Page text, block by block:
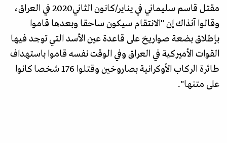
مقتل قاسم سليماني في يناير/كانون الثاني2020 في العراق،
وقالوا آنذاك إن "الانتقام سيكون ساحقا وبعدها قاموا
بإطلاق بضعة صواريخ على قاعدة عين الأسد التي توجد فيها
القوات الأميركية في العراق وفي الوقت نفسه قاموا باستهداف
طائرة الركاب الأوكرانية بصاروخين وقتلوا 176 شخصا كانوا
على متنها".